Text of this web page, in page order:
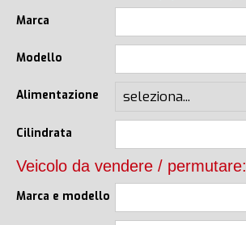
Marca
Modello
Alimentazione
Cilindrata
Veicolo da vendere / permutare:
Marca e modello